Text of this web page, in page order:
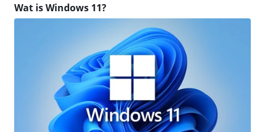
Wat is Windows 11?